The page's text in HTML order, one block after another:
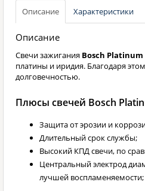
Описание Характеристики
Описание
Свечи зажигания Bosch
платины и иридия. Благодаря
долговечностью.
Плюсы свечей Bosch
Защита от эрозии и
Длительный срок службы;
Высокий КПД свечи, по
Центральный электрод
лучшей воспламеняемости;